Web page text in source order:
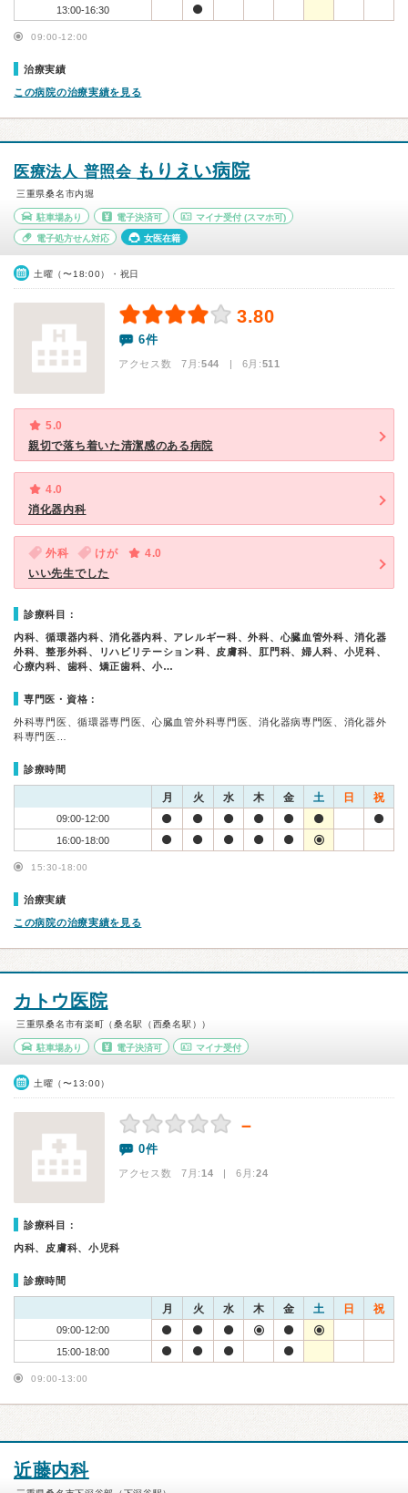
13:00-16:30
09:00-12:00
治療実績
この病院の治療実績を見る
医療法人 普照会 もりえい病院
三重県桑名市内堀
駐車場あり 電子決済可 マイナ受付 (スマホ可)
電子処方せん対応 女医在籍
土曜（〜18:00）・祝日
3.80
6件
アクセス数 7月:544 | 6月:511
5.0
親切で落ち着いた清潔感のある病院
4.0
消化器内科
外科 けが
4.0
いい先生でした
診療科目：
内科、循環器内科、消化器内科、アレルギー科、外科、心臓血管外科、消化器
外科、整形外科、リハビリテーション科、皮膚科、肛門科、婦人科、小児科、
心療内科、歯科、矯正歯科、小…
専門医・資格：
外科専門医、循環器専門医、心臓血管外科専門医、消化器病専門医、消化器外
科専門医…
診療時間
月 火 水 木 金 土 日 祝
09:00-12:00
16:00-18:00
15:30-18:00
治療実績
この病院の治療実績を見る
カトウ医院
三重県桑名市有楽町（桑名駅（西桑名駅））
駐車場あり 電子決済可 マイナ受付
土曜（〜13:00）
－
0件
アクセス数 7月:14 | 6月:24
診療科目：
内科、皮膚科、小児科
診療時間
月 火 水 木 金 土 日 祝
09:00-12:00
15:00-18:00
09:00-13:00
近藤内科